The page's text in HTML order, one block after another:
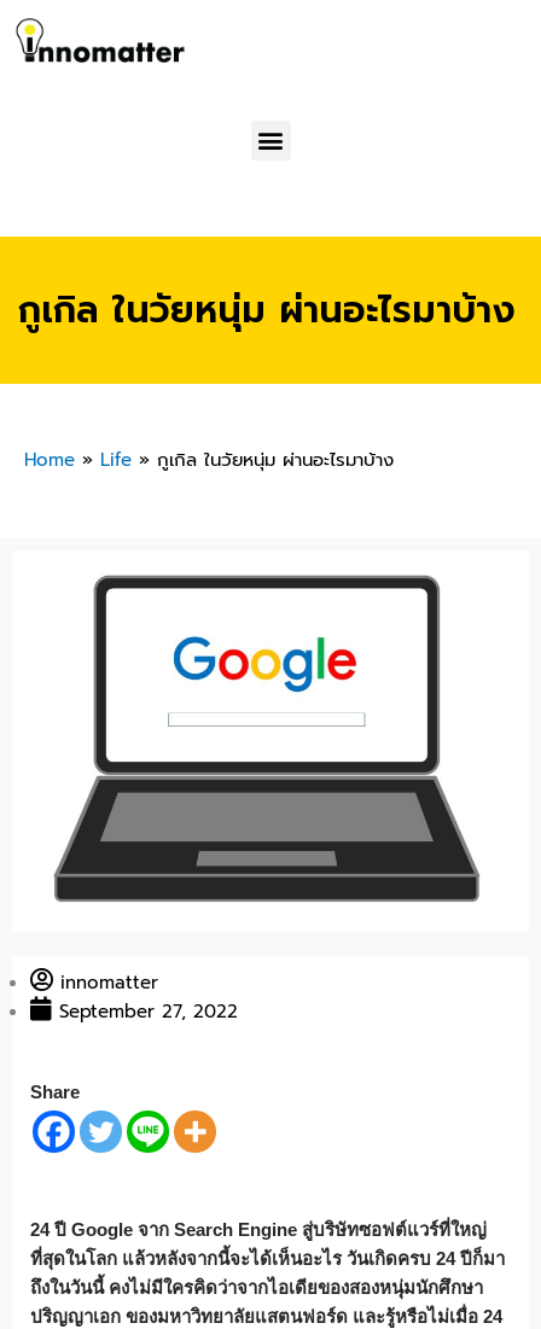
Menu
กูเกิล ในวัยหนุ่ม ผ่านอะไรมาบ้าง
Home » Life » กูเกิล ในวัยหนุ่ม ผ่านอะไรมาบ้าง
innomatter
September 27, 2022
Share
24 ปี Google จาก Search Engine สู่บริษัทซอฟต์แวร์ที่ใหญ่
ที่สุดในโลก แล้วหลังจากนี้จะได้เห็นอะไรวันเกิดครบ 24 ปีก็มา
ถึงในวันนี้ คงไม่มีใครคิดว่าจากไอเดียของสองหนุ่มนักศึกษา
ปริญญาเอก ของมหาวิทยาลัยแสตนฟอร์ด และรู้หรือไม่เมื่อ 24